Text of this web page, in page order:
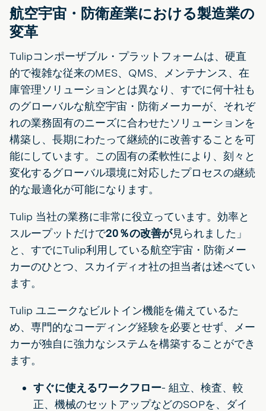
航空宇宙・防衛産業における製造業の
変革
Tulipコンポーザブル・プラットフォームは、硬直
的で複雑な従来のMES、QMS、メンテナンス、在
庫管理ソリューションとは異なり、すでに何十社も
のグローバルな航空宇宙・防衛メーカーが、それぞ
れの業務固有のニーズに合わせたソリューションを
構築し、長期にわたって継続的に改善することを可
能にしています。この固有の柔軟性により、刻々と
変化するグローバル環境に対応したプロセスの継続
的な最適化が可能になります。
Tulip 当社の業務に非常に役立っています。効率と
スループットだけで20％の改善が見られました」
と、すでにTulip利用している航空宇宙・防衛メー
カーのひとつ、スカイディオ社の担当者は述べてい
ます。
Tulip ユニークなビルトイン機能を備えているた
め、専門的なコーディング経験を必要とせず、メー
カーが独自に強力なシステムを構築することができ
ます。
すぐに使えるワークフロー- 組立、検査、較
正、機械のセットアップなどのSOPを、ダイ